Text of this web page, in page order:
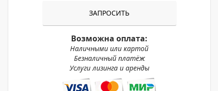
ЗАПРОСИТЬ
Возможна оплата:
Наличными или картой
Безналичный платёж
Услуги лизинга и аренды